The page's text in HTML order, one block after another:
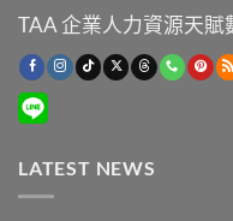
TAA 企業人力資源天賦
LATEST NEWS